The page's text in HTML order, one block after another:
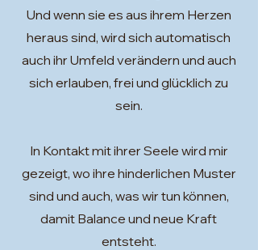
Und wenn sie es aus ihrem Herzen
heraus sind, wird sich automatisch
auch ihr Umfeld verändern und auch
sich erlauben, frei und glücklich zu
sein.
In Kontakt mit ihrer Seele wird mir
gezeigt, wo ihre hinderlichen Muster
sind und auch, was wir tun können,
damit Balance und neue Kraft
entsteht.